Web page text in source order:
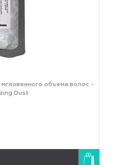
объема волос -
Dust